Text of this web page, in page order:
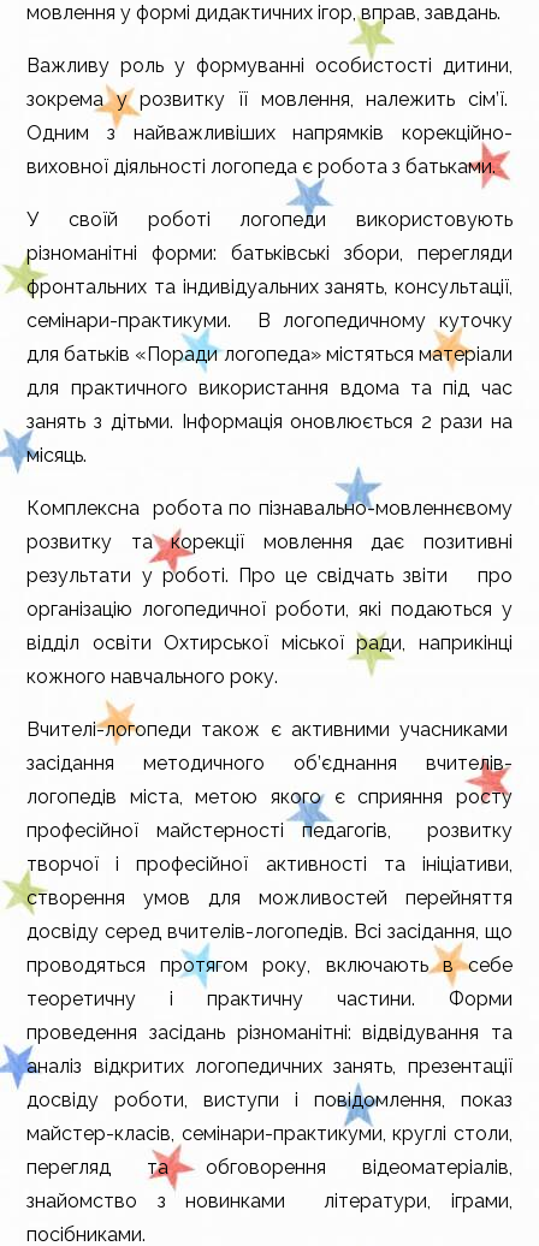
мовлення у формі дидактичних ігор, вправ, завдань.
Важливу роль у формуванні особистості дитини,
зокрема у розвитку її мовлення, належить сім’ї.
Одним з найважливіших напрямків корекційно-
виховної діяльності логопеда є робота з батьками.
У своїй роботі логопеди використовують
різноманітні форми: батьківські збори, перегляди
фронтальних та індивідуальних занять, консультації,
семінари-практикуми. В логопедичному куточку
для батьків «Поради логопеда» містяться матеріали
для практичного використання вдома та під час
занять з дітьми. Інформація оновлюється 2 рази на
місяць.
Комплексна робота по пізнавально-мовленнєвому
розвитку та корекції мовлення дає позитивні
результати у роботі. Про це свідчать звіти про
організацію логопедичної роботи, які подаються у
відділ освіти Охтирської міської ради, наприкінці
кожного навчального року.
Вчителі-логопеди також є активними учасниками
засідання методичного об’єднання вчителів-
логопедів міста, метою якого є сприяння росту
професійної майстерності педагогів, розвитку
творчої і професійної активності та ініціативи,
створення умов для можливостей перейняття
досвіду серед вчителів-логопедів. Всі засідання, що
проводяться протягом року, включають в себе
теоретичну і практичну частини. Форми
проведення засідань різноманітні: відвідування та
аналіз відкритих логопедичних занять, презентації
досвіду роботи, виступи і повідомлення, показ
майстер-класів, семінари-практикуми, круглі столи,
перегляд та обговорення відеоматеріалів,
знайомство з новинками літератури, іграми,
посібниками.